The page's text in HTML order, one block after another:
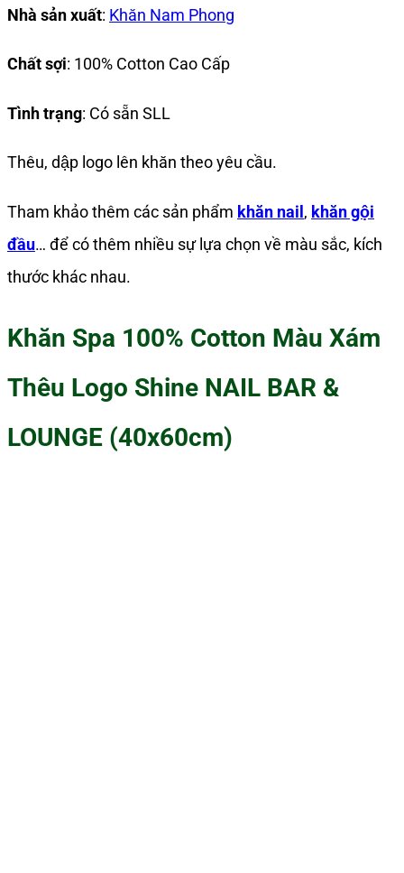
Nhà sản xuất: Khăn Nam Phong
Chất sợi: 100% Cotton Cao Cấp
Tình trạng: Có sẵn SLL
Thêu, dập logo lên khăn theo yêu cầu.
Tham khảo thêm các sản phẩm khăn nail, khăn gội
đầu… để có thêm nhiều sự lựa chọn về màu sắc, kích
thước khác nhau.
Khăn Spa 100% Cotton Màu Xám
Thêu Logo Shine NAIL BAR &
LOUNGE (40x60cm)